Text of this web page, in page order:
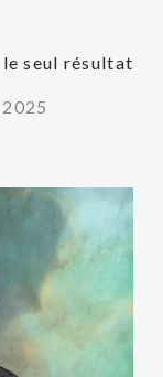
seul résultat